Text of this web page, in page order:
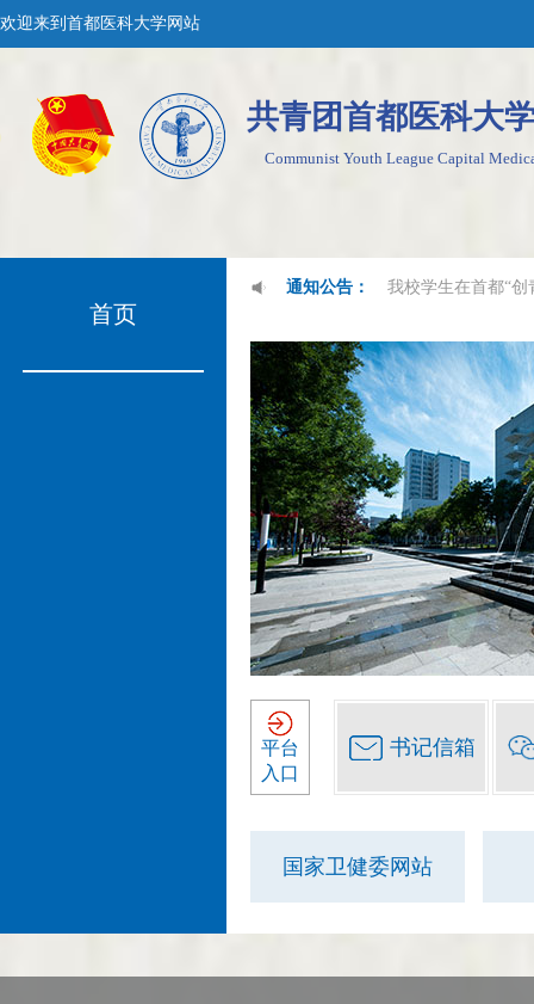
欢迎来到首都医科大学网站
共青团首都医科大
Communist Youth League Capital
首页
通知公告：
我校学生在首都“
我校红十字会连续
平台
入口
书记信箱
国家卫健委网站